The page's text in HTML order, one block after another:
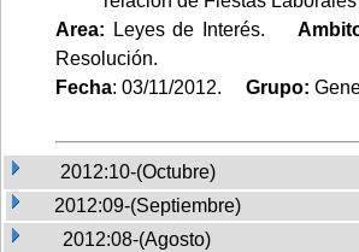
Area: Leyes de Interés.
Resolución.
Fecha: 03/11/2012. Grupo:
2012:10-(Octubre)
2012:09-(Septiembre)
2012:08-(Agosto)